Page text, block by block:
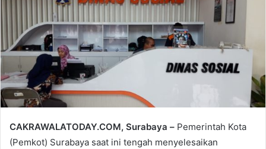
CAKRAWALATODAY.COM, Surabaya – Pemerintah Kota
(Pemkot) Surabaya saat ini tengah menyelesaikan